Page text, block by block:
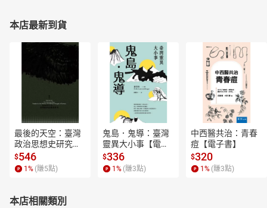
本店最新到貨
最後的天空：臺灣
政治思想史研究
【電子書】
$546
1 % (賺5點)
鬼島．鬼導：臺灣
靈異大小事【電子
書】
$336
1 % (賺3點)
中西醫共治：青春
痘【電子書】
$320
1 % (賺3點)
本店相關類別